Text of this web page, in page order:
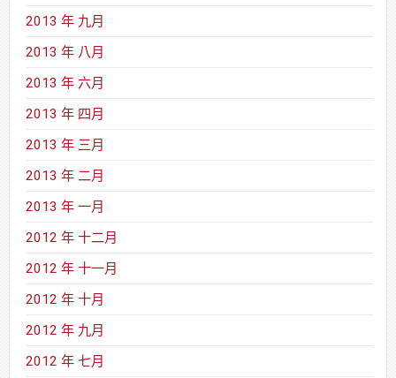
2013 年 九月
2013 年 八月
2013 年 六月
2013 年 四月
2013 年 三月
2013 年 二月
2013 年 一月
2012 年 十二月
2012 年 十一月
2012 年 十月
2012 年 九月
2012 年 七月